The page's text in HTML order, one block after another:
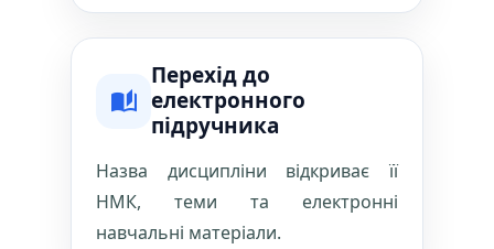
Перехід до
електронного
підручника
Назва дисципліни відкриває її
НМК, теми та електронні
навчальні матеріали.